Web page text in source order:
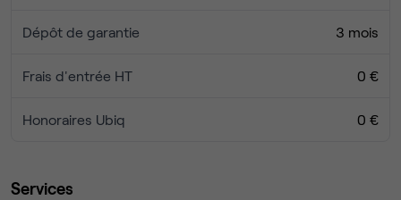
Dépôt de garantie 3 mois
Frais d'entrée HT 0 €
Honoraires Ubiq 0 €
Services